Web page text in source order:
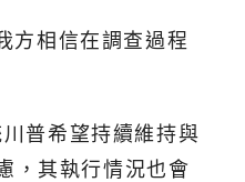
方相信在調查過程
普希望持續維持與
，其執行情況也會